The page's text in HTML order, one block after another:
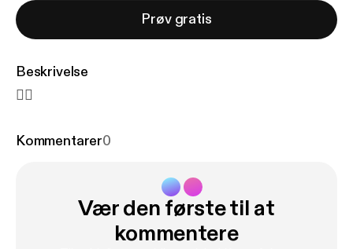
Prøv gratis
Beskrivelse
✌🏻
Kommentarer0
Vær den første til at
kommentere